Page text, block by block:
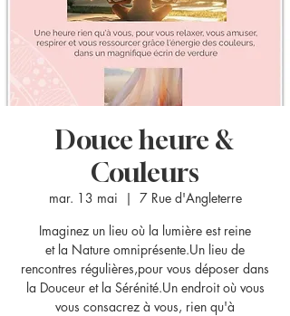
Douce heure &
Couleurs
mar. 13 mai
  |
7 Rue d'Angleterre
Imaginez un lieu où la lumière est reine
et la Nature omniprésente.Un lieu de
rencontres régulières,pour vous déposer dans
la Douceur et la Sérénité.Un endroit où vous
vous consacrez à vous, rien qu'à